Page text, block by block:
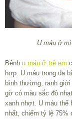
U máu ở
Bệnh u máu ở trẻ em
hợp. U máu trong da
bình thường, ranh
gờ có màu sắc đỏ
xanh nhợt. U máu thể
nhất, chiếm tỷ lệ 75%